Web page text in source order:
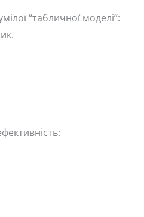
“табличної моделі”: